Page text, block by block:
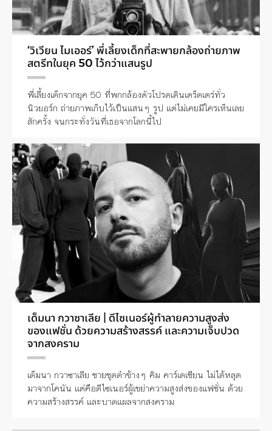
‘วิเวียน ไมเออร์’ พี่เลี้ยงเด็กที่สะพายกล้องถ่ายภาพ
สตรีทในยุค 50 ไว้กว่าแสนรูป
พี่เลี้ยงเด็กจากยุค 50 ที่พกกล้องตัวโปรดเดินเตร็ดเตร่ทั่ว
นิวยอร์ก ถ่ายภาพเก็บไว้เป็นแสนๆ รูป แต่ไม่เคยมีใครเห็นเลย
สักครั้ง จนกระทั่งวันที่เธอจากโลกนี้ไป
เด็มนา กวาซาเลีย | ดีไซเนอร์ผู้ทำลายความสูงส่ง
ของแฟชั่น ด้วยความสร้างสรรค์ และความเจ็บปวด
จากสงคราม
เด็มนา กวาซาเลีย ชายชุดดำข้างๆ คิม คาร์เดเชียน ไม่ได้หลุด
มาจากโคนัน แต่คือดีไซเนอร์ผู้เขย่าความสูงส่งของแฟชั่น ด้วย
ความสร้างสรรค์ และบาดแผลจากสงคราม